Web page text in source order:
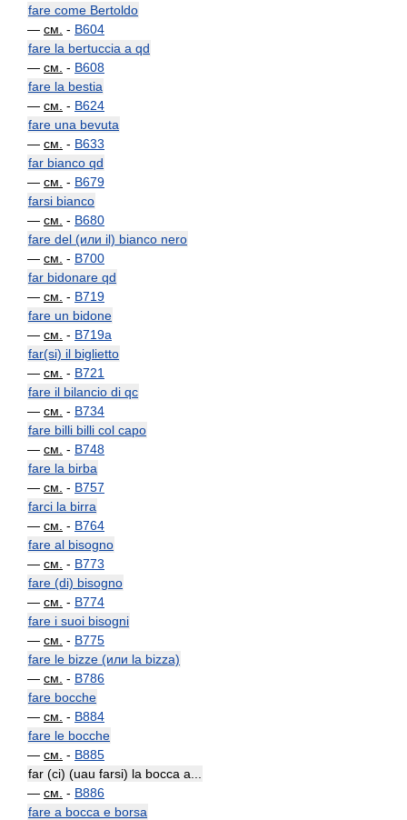
fare come Bertoldo
— см. - B604
fare la bertuccia a qd
— см. - B608
fare la bestia
— см. - B624
fare una bevuta
— см. - B633
far bianco qd
— см. - B679
farsi bianco
— см. - B680
fare del (или il) bianco nero
— см. - B700
far bidonare qd
— см. - B719
fare un bidone
— см. - B719a
far(si) il biglietto
— см. - B721
fare il bilancio di qc
— см. - B734
fare billi billi col capo
— см. - B748
fare la birba
— см. - B757
farci la birra
— см. - B764
fare al bisogno
— см. - B773
fare (di) bisogno
— см. - B774
fare i suoi bisogni
— см. - B775
fare le bizze (или la bizza)
— см. - B786
fare bocche
— см. - B884
fare le bocche
— см. - B885
far (ci) (uau farsi) la bocca a...
— см. - B886
fare a bocca e borsa